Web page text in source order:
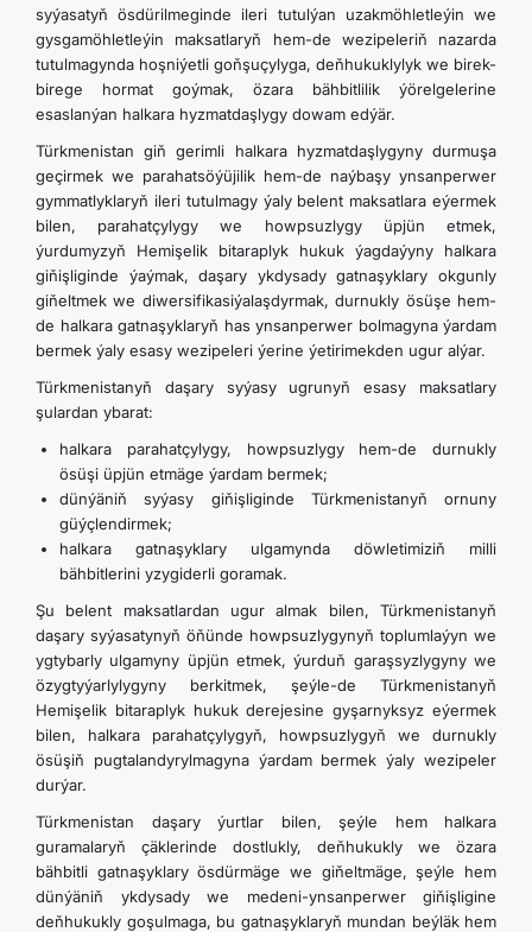
syýasatyň ösdürilmeginde ileri tutulýan uzakmöhletleýin we
gysgamöhletleýin maksatlaryň hem-de wezipeleriň nazarda
tutulmagynda hoşniýetli goňşuçylyga, deňhukuklylyk we birek-
birege hormat goýmak, özara bähbitlilik ýörelgelerine
esaslanýan halkara hyzmatdaşlygy dowam edýär.
Türkmenistan giň gerimli halkara hyzmatdaşlygyny durmuşa
geçirmek we parahatsöýüjilik hem-de naýbaşy ynsanperwer
gymmatlyklaryň ileri tutulmagy ýaly belent maksatlara eýermek
bilen, parahatçylygy we howpsuzlygy üpjün etmek,
ýurdumyzyň Hemişelik bitaraplyk hukuk ýagdaýyny halkara
giňişliginde ýaýmak, daşary ykdysady gatnaşyklary okgunly
giňeltmek we diwersifikasiýalaşdyrmak, durnukly ösüşe hem-
de halkara gatnaşyklaryň has ynsanperwer bolmagyna ýardam
bermek ýaly esasy wezipeleri ýerine ýetirimekden ugur alýar.
Türkmenistanyň daşary syýasy ugrunyň esasy maksatlary
şulardan ybarat:
halkara parahatçylygy, howpsuzlygy hem-de durnukly
ösüşi üpjün etmäge ýardam bermek;
dünýäniň syýasy giňişliginde Türkmenistanyň ornuny
güýçlendirmek;
halkara gatnaşyklary ulgamynda döwletimiziň milli
bähbitlerini yzygiderli goramak.
Şu belent maksatlardan ugur almak bilen, Türkmenistanyň
daşary syýasatynyň öňünde howpsuzlygynyň toplumlaýyn we
ygtybarly ulgamyny üpjün etmek, ýurduň garaşsyzlygyny we
özygtyýarlylygyny berkitmek, şeýle-de Türkmenistanyň
Hemişelik bitaraplyk hukuk derejesine gyşarnyksyz eýermek
bilen, halkara parahatçylygyň, howpsuzlygyň we durnukly
ösüşiň pugtalandyrylmagyna ýardam bermek ýaly wezipeler
durýar.
Türkmenistan daşary ýurtlar bilen, şeýle hem halkara
guramalaryň çäklerinde dostlukly, deňhukukly we özara
bähbitli gatnaşyklary ösdürmäge we giňeltmäge, şeýle hem
dünýäniň ykdysady we medeni-ynsanperwer giňişligine
deňhukukly goşulmaga, bu gatnaşyklaryň mundan beýläk hem